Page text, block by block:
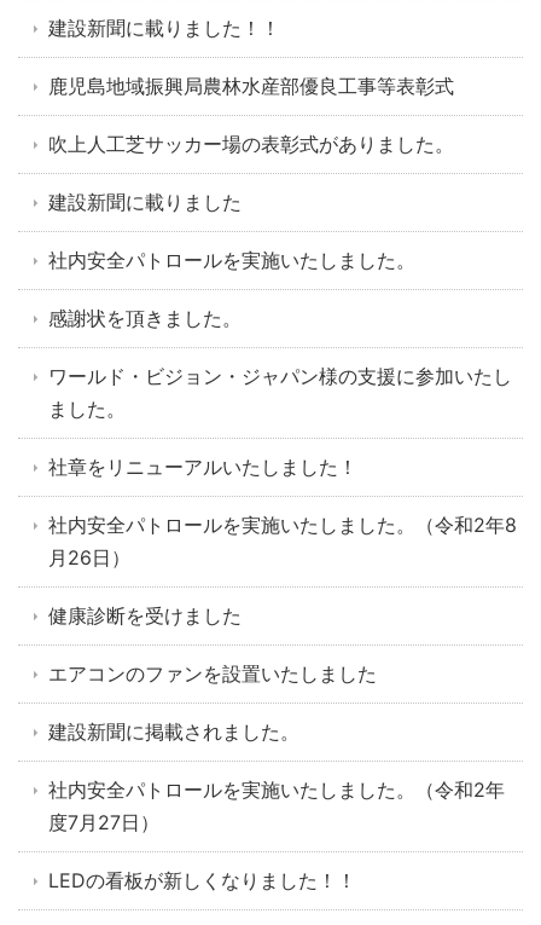
建設新聞に載りました！！
鹿児島地域振興局農林水産部優良工事等表彰式
吹上人工芝サッカー場の表彰式がありました。
建設新聞に載りました
社内安全パトロールを実施いたしました。
感謝状を頂きました。
ワールド・ビジョン・ジャパン様の支援に参加いたし
ました。
社章をリニューアルいたしました！
社内安全パトロールを実施いたしました。（令和2年8
月26日）
健康診断を受けました
エアコンのファンを設置いたしました
建設新聞に掲載されました。
社内安全パトロールを実施いたしました。（令和2年
度7月27日）
LEDの看板が新しくなりました！！